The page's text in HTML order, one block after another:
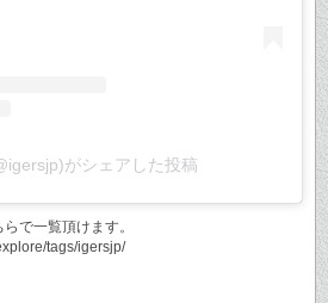
がシェアした投稿
で一覧頂けます。
tags/igersjp/